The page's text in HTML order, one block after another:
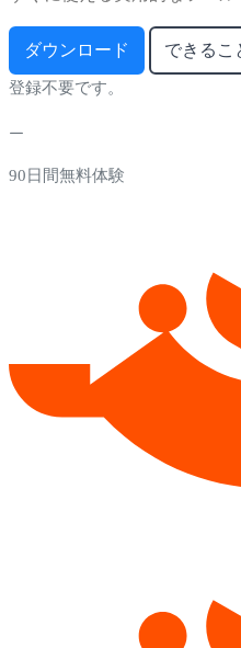
ダウンロード できるこ
登録不要です。
90日間無料体験